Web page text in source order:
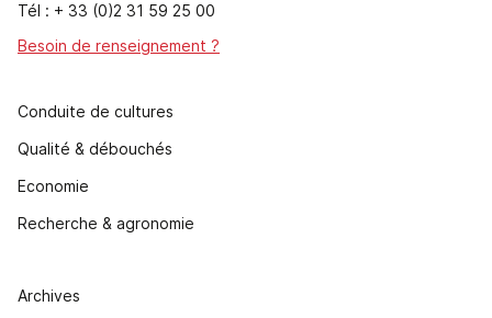
Tél : + 33 (0)2 31 59 25 00
Besoin de renseignement ?
Conduite de cultures
Qualité & débouchés
Economie
Recherche & agronomie
Archives